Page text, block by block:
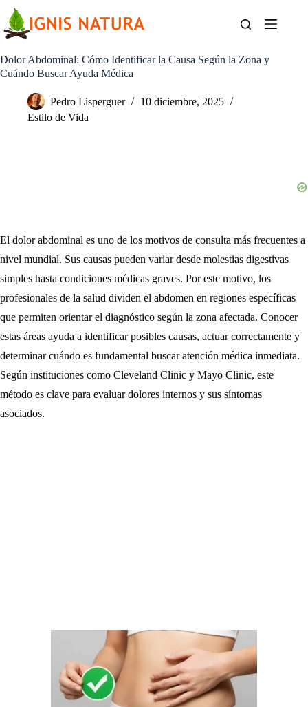
contenido
Dolor Abdominal: Cómo Identificar la Causa Según la Zona y
Cuándo Buscar Ayuda Médica
Pedro Lisperguer
10 diciembre, 2025
Estilo de Vida
El dolor abdominal es uno de los motivos de consulta más frecuentes a
nivel mundial. Sus causas pueden variar desde molestias digestivas
simples hasta condiciones médicas graves. Por este motivo, los
profesionales de la salud dividen el abdomen en regiones específicas
que permiten orientar el diagnóstico según la zona afectada. Conocer
estas áreas ayuda a identificar posibles causas, actuar correctamente y
determinar cuándo es fundamental buscar atención médica inmediata.
Según instituciones como Cleveland Clinic y Mayo Clinic, este
método es clave para evaluar dolores internos y sus síntomas
asociados.